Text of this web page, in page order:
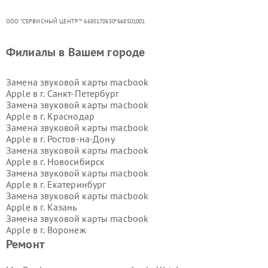
ООО "СЕРВИСНЫЙ ЦЕНТР"* 6685170650*668501001
Ремонт
Филиалы в Вашем городе
Замена звуковой карты macbook
Apple в г. Санкт-Петербург
Замена звуковой карты macbook
Apple в г. Краснодар
Замена звуковой карты macbook
Apple в г. Ростов-на-Дону
Замена звуковой карты macbook
Apple в г. Новосибирск
Замена звуковой карты macbook
Apple в г. Екатеринбург
Замена звуковой карты macbook
Apple в г. Казань
Замена звуковой карты macbook
Apple в г. Воронеж
Замена звуковой карты macbook
Замена звуковой карты macbook